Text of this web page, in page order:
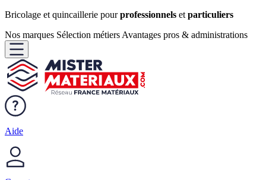
Bricolage et quincaillerie pourprofessionnels et particuliers
Nos marques Sélection métiers Avantages pros & administrations
Aide